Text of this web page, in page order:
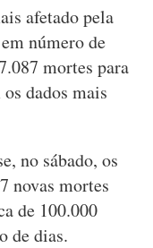
afetado pela
número de
mortes para
dados mais
no sábado, os
novas mortes
de 100.000
de dias.